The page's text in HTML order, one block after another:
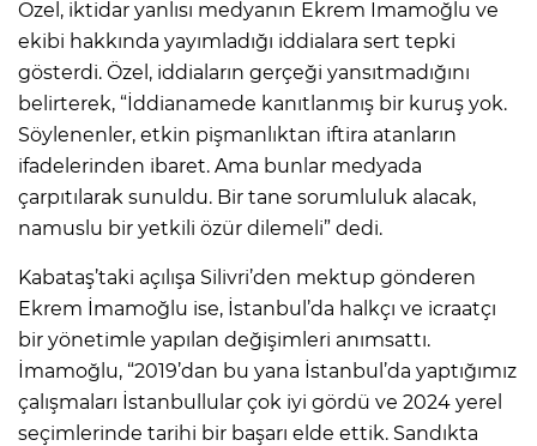
Özel, iktidar yanlısı medyanın Ekrem İmamoğlu ve
ekibi hakkında yayımladığı iddialara sert tepki
gösterdi. Özel, iddiaların gerçeği yansıtmadığını
belirterek, “İddianamede kanıtlanmış bir kuruş yok.
Söylenenler, etkin pişmanlıktan iftira atanların
ifadelerinden ibaret. Ama bunlar medyada
çarpıtılarak sunuldu. Bir tane sorumluluk alacak,
namuslu bir yetkili özür dilemeli” dedi.
Kabataş’taki açılışa Silivri’den mektup gönderen
Ekrem İmamoğlu ise, İstanbul’da halkçı ve icraatçı
bir yönetimle yapılan değişimleri anımsattı.
İmamoğlu, “2019’dan bu yana İstanbul’da yaptığımız
çalışmaları İstanbullular çok iyi gördü ve 2024 yerel
seçimlerinde tarihi bir başarı elde ettik. Sandıkta